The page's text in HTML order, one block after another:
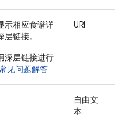
示相应食谱详
链接。
深层链接进行
见问题解答
URI
自由文
本